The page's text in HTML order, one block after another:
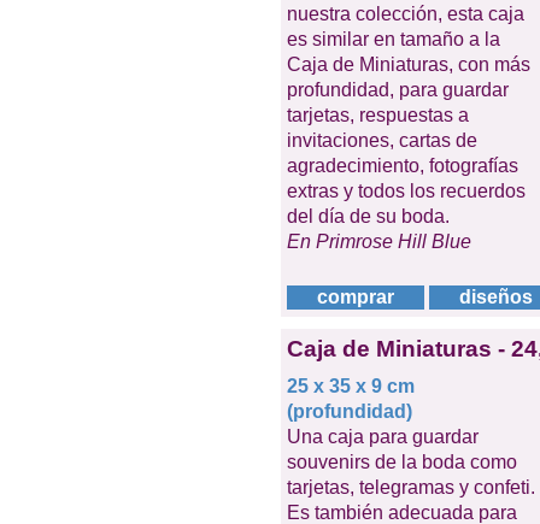
nuestra colección, esta caja
es similar en tamaño a la
Caja de Miniaturas, con más
profundidad, para guardar
tarjetas, respuestas a
invitaciones, cartas de
agradecimiento, fotografías
extras y todos los recuerdos
del día de su boda.
En Primrose Hill Blue
comprar diseños
Caja de Miniaturas -
25 x 35 x 9 cm
(profundidad)
Una caja para guardar
souvenirs de la boda como
tarjetas, telegramas y confeti.
Es también adecuada para